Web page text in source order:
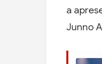
a
Junno